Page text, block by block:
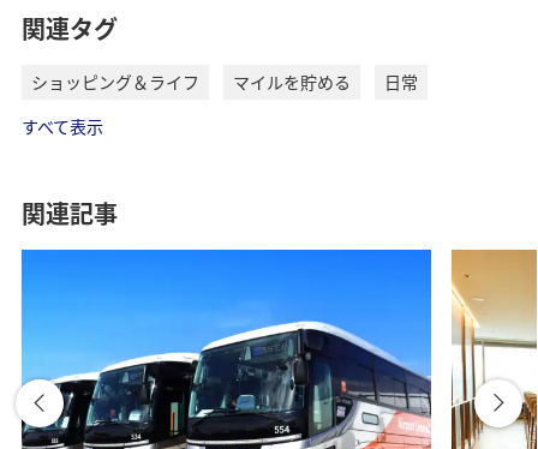
関連タグ
ショッピング＆ライフ マイルを貯める
日常
すべて表示
関連記事